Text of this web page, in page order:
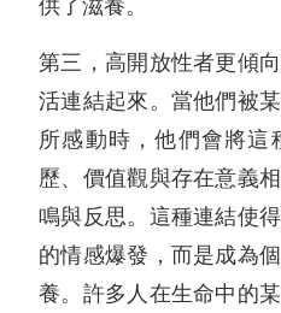
供了滋養。
第三，高開放性者更傾
活連結起來。當他們被
所感動時，他們會將這
歷、價值觀與存在意義
鳴與反思。這種連結使
的情感爆發，而是成為
養。許多人在生命中的